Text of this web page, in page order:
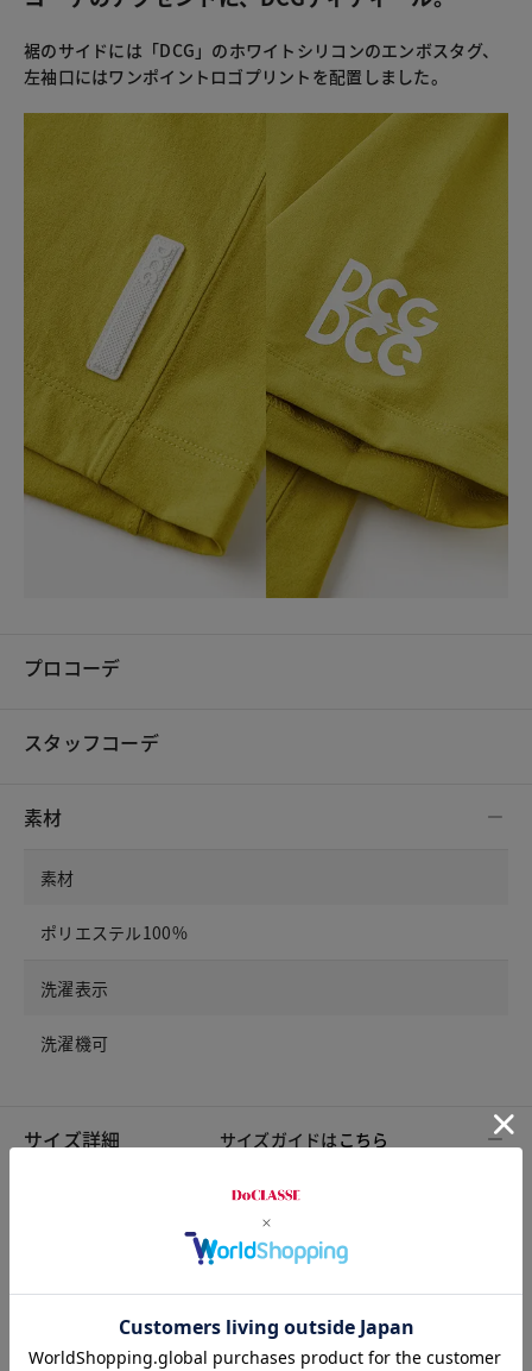
裾のサイドには「DCG」のホワイトシリコンのエンボスタグ、
左袖口にはワンポイントロゴプリントを配置しました。
プロコーデ
スタッフコーデ
素材
素材
ポリエステル100%
洗濯表示
洗濯機可
サイズ詳細 サイズガイドは こちら
胸囲
97
68 103 43